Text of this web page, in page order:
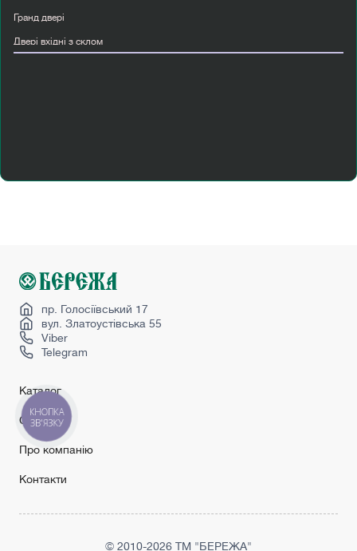
Гранд двері
Двері вхідні з склом
Купити скляні міжкімнатні двері
Розсувні двері
Світлі міжкімнатні двері
пр. Голосіївський 17
вул. Златоустівська 55
Viber
Telegram
Каталог
Сервіс
Про компанію
Контакти
© 2010-2026 ТМ "БЕРЕЖА"
КНОПКА
ЗВ'ЯЗКУ